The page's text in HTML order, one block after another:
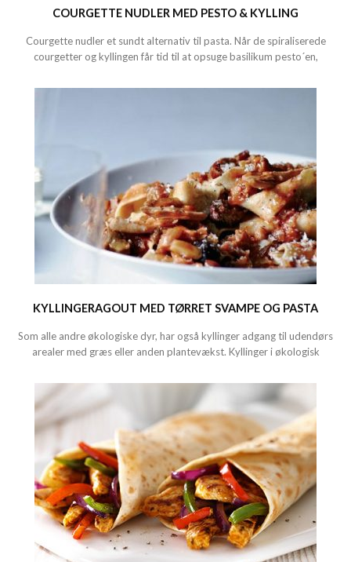
COURGETTE NUDLER MED PESTO & KYLLING
Courgette nudler et sundt alternativ til pasta. Når de spiraliserede
courgetter og kyllingen får tid til at opsuge basilikum pesto´en,
KYLLINGERAGOUT MED TØRRET SVAMPE OG PASTA
Som alle andre økologiske dyr, har også kyllinger adgang til udendørs
arealer med græs eller anden plantevækst. Kyllinger i økologisk